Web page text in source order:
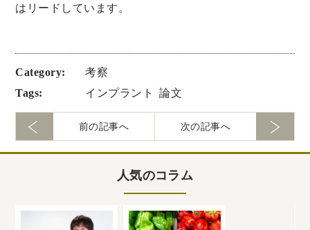
はリードしています。
Category:
考察
Tags:
インプラント 論文
前の記事へ 次の記事へ
人気のコラム